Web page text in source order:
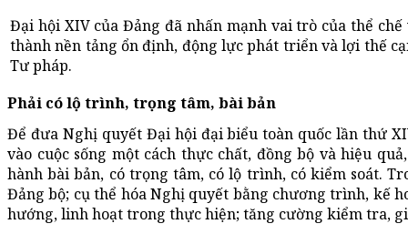
Đại hội XIV của Đảng đã nhấn mạnh vai trò của thể
thành nền tảng ổn định, động lực phát triển và lợi thế
Tư pháp.
Phải có lộ trình, trọng tâm, bài bản
Để đưa Nghị quyết Đại hội đại biểu toàn quốc lần thứ
vào cuộc sống một cách thực chất, đồng bộ và hiệu
hành bài bản, có trọng tâm, có lộ trình, có kiểm soát.
Đảng bộ; cụ thể hóa Nghị quyết bằng chương trình, kế
hướng, linh hoạt trong thực hiện; tăng cường kiểm tra,